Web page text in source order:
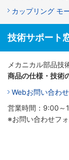
カップリング モ
技術サポート
メカニカル部品技
商品の仕様・技術
Webお問い合わ
営業時間：9:00～
※お問い合わせフ